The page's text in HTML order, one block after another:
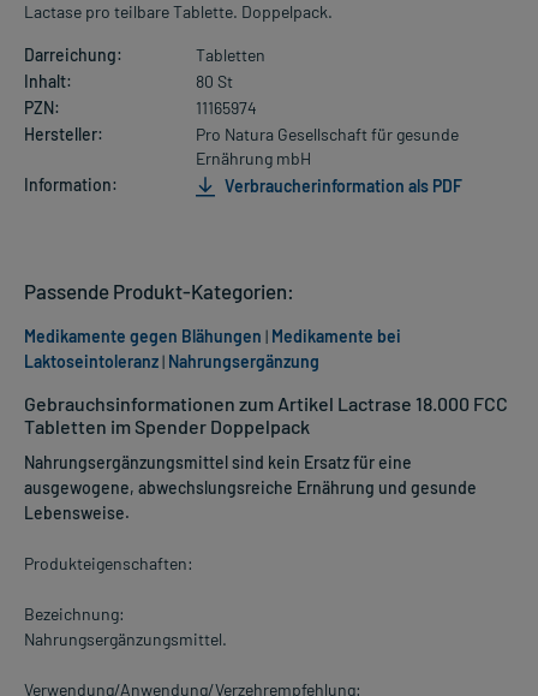
Lactase pro teilbare Tablette. Doppelpack.
Darreichung:
Tabletten
Inhalt:
80 St
PZN:
11165974
Hersteller:
Pro Natura Gesellschaft für gesunde
Ernährung mbH
Information:
Verbraucherinformation als PDF
Gebrauchsinformationen zum Artikel Lactrase 18.000 FCC
Tabletten im Spender Doppelpack
Nahrungsergänzungsmittel sind kein Ersatz für eine
ausgewogene, abwechslungsreiche Ernährung und gesunde
Lebensweise.
Produkteigenschaften:
Bezeichnung:
Nahrungsergänzungsmittel.
Verwendung/Anwendung/Verzehrempfehlung:
Passende Produkt-Kategorien:
Medikamente gegen Blähungen | Medikamente bei
Laktoseintoleranz| Nahrungsergänzung